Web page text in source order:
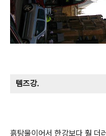
템즈강.
흙탕물이어서 한강보다 훨 더